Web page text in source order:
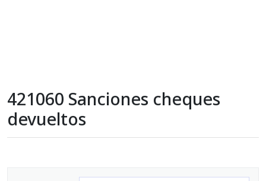
421060 Sanciones cheques
devueltos